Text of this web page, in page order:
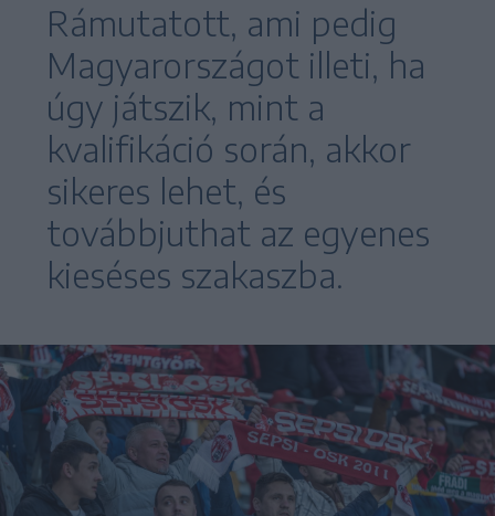
Rámutatott, ami pedig
Magyarországot illeti, ha
úgy játszik, mint a
kvalifikáció során, akkor
sikeres lehet, és
továbbjuthat az egyenes
kieséses szakaszba.